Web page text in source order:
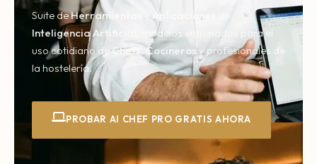
Suite deHerramientas Aplicaciones
InteligenciaArtificial,
modelos entrenados para el
uso cotidiano deChefs ,Cocinerosy profesionales de
la hostelería.
PROBAR AI CHEF PRO GRATIS AHORA